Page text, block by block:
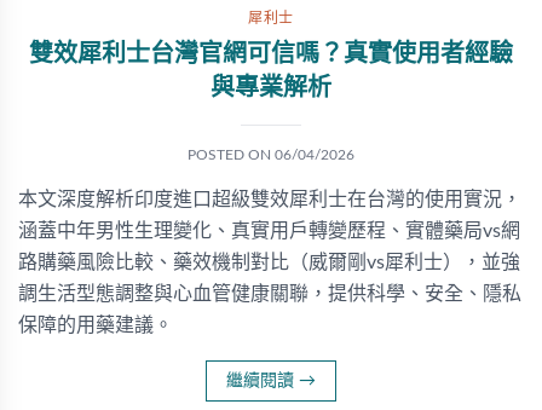
犀利士
雙效犀利士台灣官網可信嗎？真實使用者經驗
與專業解析
POSTED ON 06/04/2026
本文深度解析印度進口超級雙效犀利士在台灣的使用實況，
涵蓋中年男性生理變化、真實用戶轉變歷程、實體藥局vs網
路購藥風險比較、藥效機制對比（威爾剛vs犀利士），並強
調生活型態調整與心血管健康關聯，提供科學、安全、隱私
保障的用藥建議。
繼續閱讀 →